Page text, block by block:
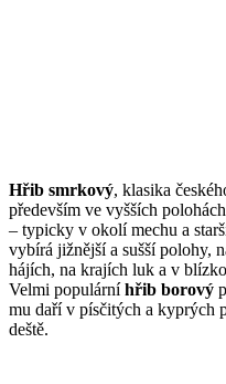
Hřib smrkový, klasika
především ve vyšších
– typicky v okolí mechu a
vybírá jižnější a sušší polohy,
hájích, na krajích luk a v
Velmi populárníhřib borový
mu daří v písčitých a kyprých
deště.